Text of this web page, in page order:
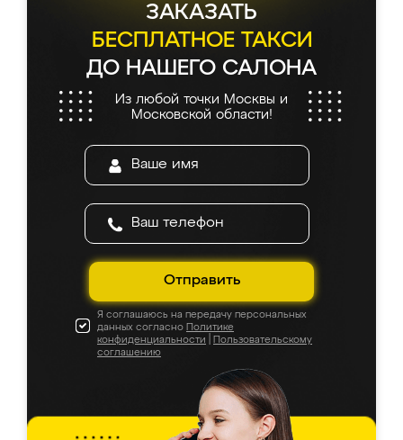
ЗАКАЗАТЬ
БЕСПЛАТНОЕ ТАКСИ
ДО НАШЕГО САЛОНА
Из любой точки Москвы и
Московской области!
Отправить
Я соглашаюсь на передачу персональных
данных согласно Политике
конфиденциальности
Пользовательскому
соглашению